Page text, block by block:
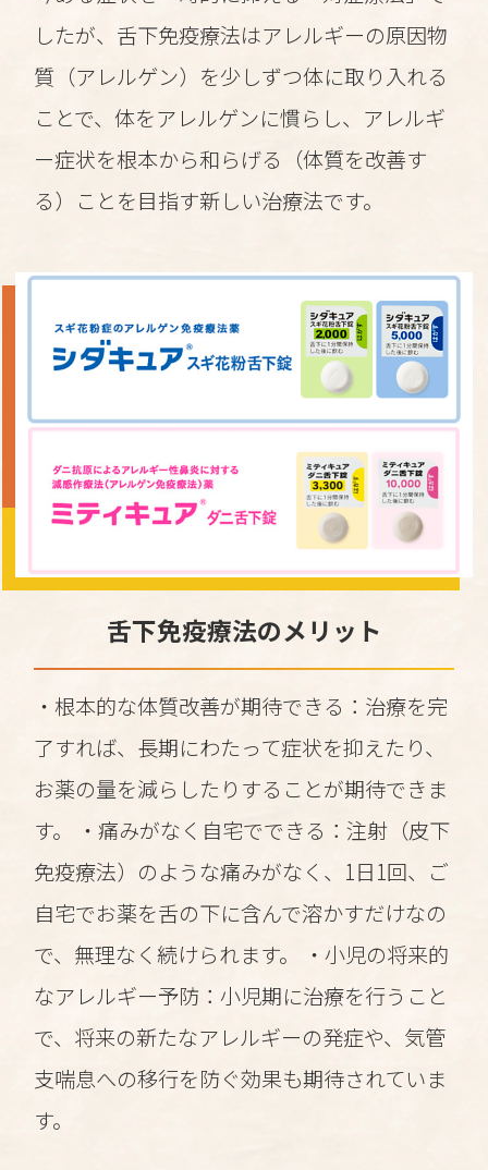
したが、舌下免疫療法はアレルギーの原因物
質（アレルゲン）を少しずつ体に取り入れる
ことで、体をアレルゲンに慣らし、アレルギ
ー症状を根本から和らげる（体質を改善す
る）ことを目指す新しい治療法です。
舌下免疫療法のメリット
・根本的な体質改善が期待できる：治療を完
了すれば、長期にわたって症状を抑えたり、
お薬の量を減らしたりすることが期待できま
す。 ・痛みがなく自宅でできる：注射（皮下
免疫療法）のような痛みがなく、1日1回、ご
自宅でお薬を舌の下に含んで溶かすだけなの
で、無理なく続けられます。 ・小児の将来的
なアレルギー予防：小児期に治療を行うこと
で、将来の新たなアレルギーの発症や、気管
支喘息への移行を防ぐ効果も期待されていま
す。